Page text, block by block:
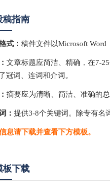
稿指南
式： 稿件文件以Microsoft Word
文章标题应简洁、精确，在7-
冠词、连词和介词。
摘要应为清晰、简洁、准确的
： 提供3-8个关键词。除专有名
息请下载并查看下方模板。
板下载